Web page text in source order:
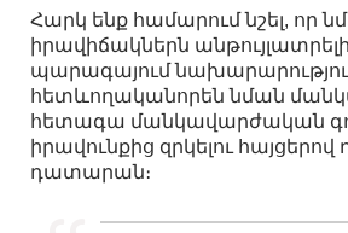
Հարկ ենք համարում նշել, որ
իրավիճակներն
պարագայում
հետևողականորեն նման
հետագա մանկավարժական
իրավունքից զրկելու հայցերով
դատարան։